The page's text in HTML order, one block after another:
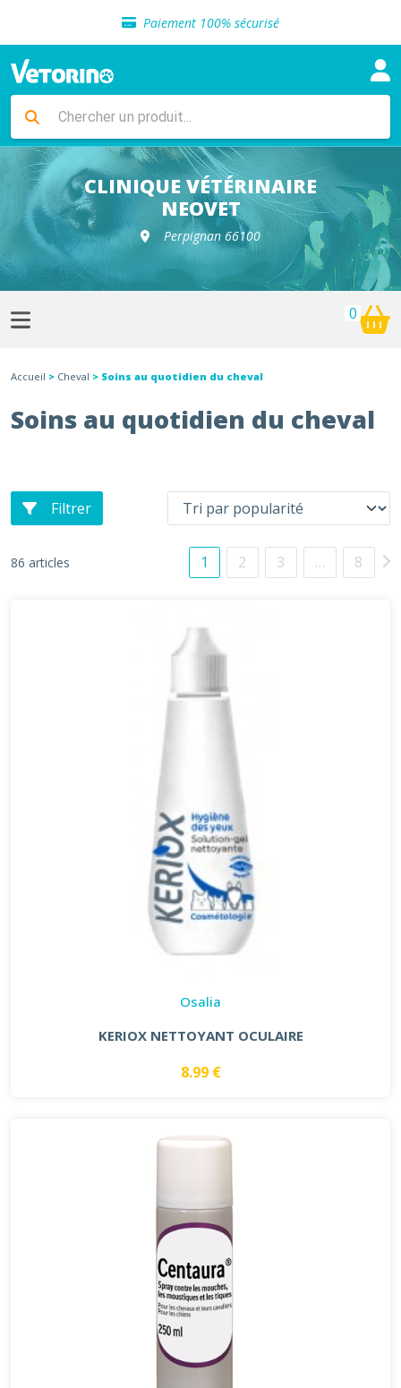
Paiement 100% sécurisé
Livraison gratuite en clinique vétérinaire
Sélection de croquettes vétérinaire
Livraison gratuite en clinique vétérinaire
Retour gratuit en clinique
Sélection de croquettes vétérinaire
CLINIQUE VÉTÉRINAIRE
NEOVET
Perpignan 66100
0
Accueil > Cheval > Soins au quotidien du cheval
Soins au quotidien du cheval
Filtrer
86 articles 1 2 3 … 8
Osalia
KERIOX NETTOYANT OCULAIRE
8.99 €